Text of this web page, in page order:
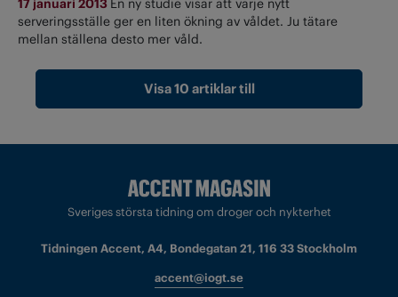
17 januari 2013 En ny studie visar att varje nytt
serveringsställe ger en liten ökning av våldet. Ju tätare
mellan ställena desto mer våld.
Visa 10 artiklar till
Sveriges största tidning om droger och nykterhet
Tidningen Accent, A4, Bondegatan 21, 116 33 Stockholm
accent@iogt.se